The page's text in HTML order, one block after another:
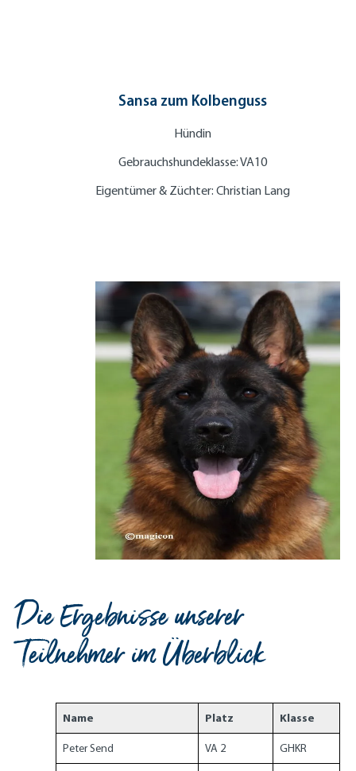
Sansa zum Kolbenguss
Hündin
Gebrauchshundeklasse: VA10
Eigentümer & Züchter: Christian Lang
Die Ergebnisse unserer
Teilnehmer im Überblick
Name Platz Klasse
Peter Send VA 2 GHKR